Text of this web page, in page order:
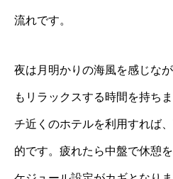
流れです。
夜は月明かりの海風を感じな
もリラックスする時間を持ち
チ近くのホテルを利用すれば
的です。疲れたら中盤で休憩